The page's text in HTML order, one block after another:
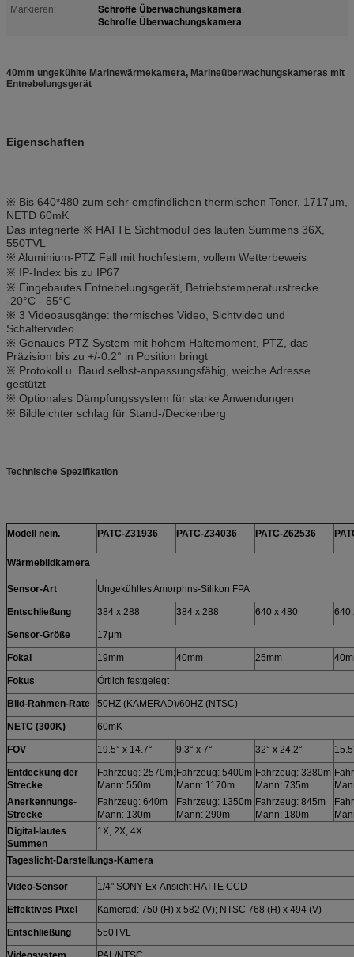
Markieren: Schroffe Überwachungskamera,
Schroffe Überwachungskamera
40mm ungekühlte Marinewärmekamera, Marineüberwachungskameras mit
Entnebelungsgerät
Eigenschaften
※ Bis 640*480 zum sehr empfindlichen thermischen Toner, 1717μm,
NETD 60mK
Das integrierte ※ HATTE Sichtmodul des lauten Summens 36X,
550TVL
※ Aluminium-PTZ Fall mit hochfestem, vollem Wetterbeweis
※ IP-Index bis zu IP67
※ Eingebautes Entnebelungsgerät, Betriebstemperaturstrecke
-20°C - 55°C
※ 3 Videoausgänge: thermisches Video, Sichtvideo und
Schaltervideo
※ Genaues PTZ System mit hohem Haltemoment, PTZ, das
Präzision bis zu +/-0.2° in Position bringt
※ Protokoll u. Baud selbst-anpassungsfähig, weiche Adresse
gestützt
※ Optionales Dämpfungssystem für starke Anwendungen
※ Bildleichter schlag für Stand-/Deckenberg
Technische Spezifikation
Modell nein. PATC-Z31936 PATC-Z34036 PATC-Z62536
Wärmebildkamera
Sensor-Art Ungekühltes Amorphns-Silikon FPA
Entschließung 384 x 288 384 x 288 640 x 480 640
Sensor-Größe 17μm
Fokal 19mm 40mm 25mm
Fokus Örtlich festgelegt
Bild-Rahmen-Rate 50HZ (KAMERAD)/60HZ (NTSC)
NETC (300K) 60mK
FOV 19.5° x 14.7° 9.3° x 7° 32° x 24.2°
Entdeckung der
Strecke
Fahrzeug: 2570m;
Mann: 550m
Fahrzeug: 5400m
Mann: 1170m
Fahrzeug: 3380m
Mann: 735m
Anerkennungs-
Strecke
Fahrzeug: 640m
Mann: 130m
Fahrzeug: 1350m
Mann: 290m
Fahrzeug: 845m
Mann: 180m
Digital-lautes
Summen
1X, 2X, 4X
Tageslicht-Darstellungs-Kamera
Video-Sensor 1/4" SONY-Ex-Ansicht HATTE CCD
Effektives Pixel Kamerad: 750 (H) x 582 (V); NTSC 768 (H) x 494 (V)
Entschließung 550TVL